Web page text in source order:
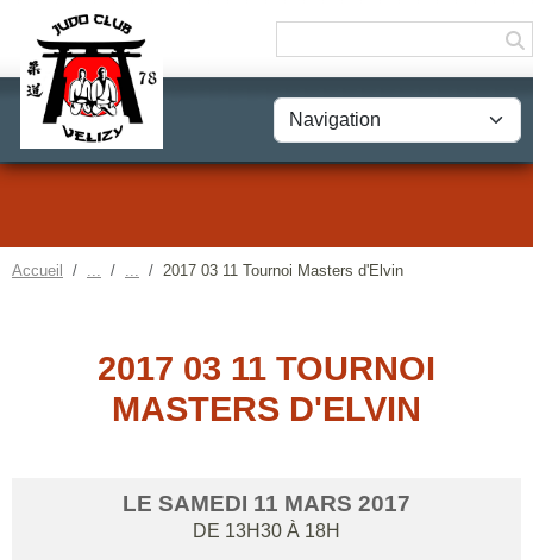
Accueil 2017 03 11 Tournoi Masters d'Elvin
2017 03 11 TOURNOI
MASTERS D'ELVIN
LE SAMEDI 11 MARS 2017
DE 13H30 À 18H
Panneau de gestion des cookies